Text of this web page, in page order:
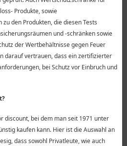
Produkte, sowie
den Produkten, die diesen Tests
und -schränken sowie
der Wertbehältnisse gegen Feuer
darauf vertrauen, dass ein zertifizierter
bei Schutz vor Einbruch und
discount, bei dem man seit 1971 unter
kaufen kann. Hier ist die Auswahl an
dass sowohl Privatleute, wie auch